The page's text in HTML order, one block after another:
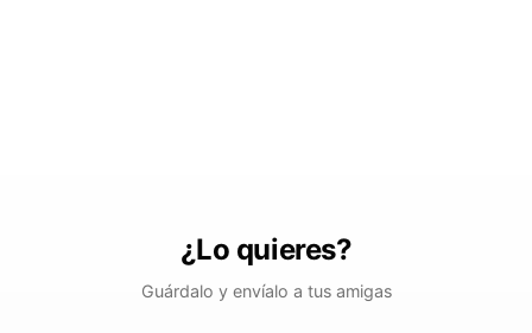
¿Lo quieres?
Guárdalo y envíalo a tus amigas